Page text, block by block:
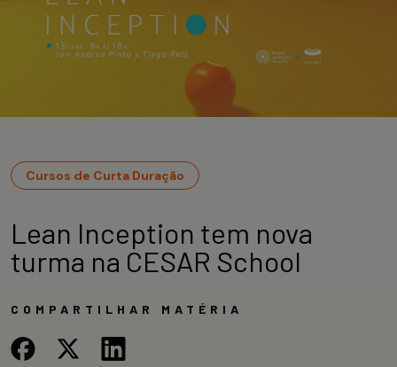
Cursos de Curta Duração
Lean Inception tem nova
turma na CESAR School
COMPARTILHAR MATÉRIA